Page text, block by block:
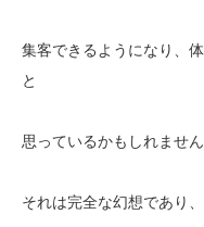
集客できるようになり、
と
思っているかもしれません
それは完全な幻想であり、